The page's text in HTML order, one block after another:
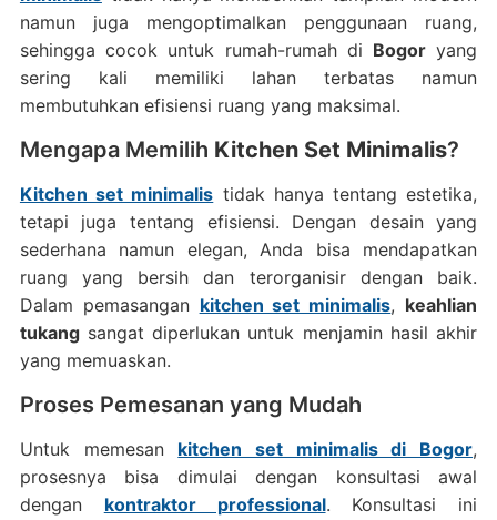
namun juga mengoptimalkan penggunaan ruang,
sehingga cocok untuk rumah-rumah di Bogoryang
sering kali memiliki lahan terbatas namun
membutuhkan efisiensi ruang yang maksimal.
Mengapa Memilih Kitchen Set Minimalis?
Kitchen set minimalis tidak hanya tentang estetika,
tetapi juga tentang efisiensi. Dengan desain yang
sederhana namun elegan, Anda bisa mendapatkan
ruang yang bersih dan terorganisir dengan baik.
Dalam pemasangan kitchen set minimalis, keahlian
tukangsangat diperlukan untuk menjamin hasil akhir
yang memuaskan.
Proses Pemesanan yang Mudah
Untuk memesan kitchen set minimalis di Bogor,
prosesnya bisa dimulai dengan konsultasi awal
dengan kontraktor professional. Konsultasi ini